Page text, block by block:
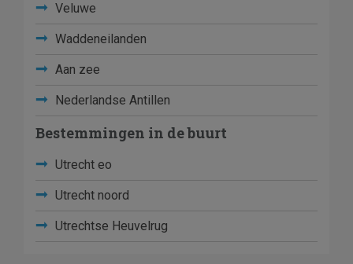
Veluwe
Waddeneilanden
Aan zee
Nederlandse Antillen
Bestemmingen in de buurt
Utrecht eo
Utrecht noord
Utrechtse Heuvelrug